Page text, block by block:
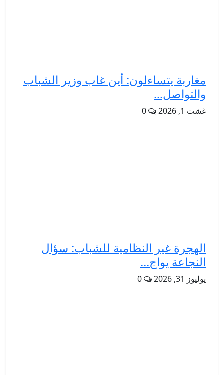
مغاربة يتساءلون: أين غاب وزير الشباب
والتواصل...
غشت 1, 2026 0
الهجرة غير النظامية للشباب: سؤال
النجاعة يواج...
يوليوز 31, 2026 0